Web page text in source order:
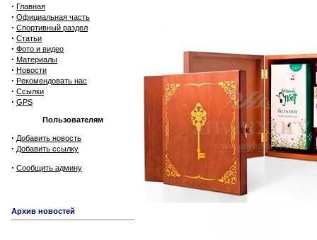
· Главная
· Официальная часть
· Спортивный раздел
· Статьи
· Фото и видео
· Материалы
· Новости
· Рекомендовать нас
· Ссылки
· GPS
Пользователям
· Добавить новость
· Добавить ссылку
· Сообщить админу
Архив новостей